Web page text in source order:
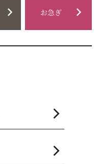
chevron_right お急ぎ chevron_right
chevron_right
chevron_right